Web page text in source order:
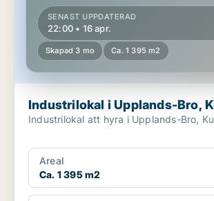
SENAST UPPDATERAD
22:00 • 16 apr.
Skapad 3 mo Ca. 1 395 m2
Industrilokal i Upplands-Bro,
Industrilokal att hyra i Upplands-Bro,
Areal
Ca. 1 395 m2